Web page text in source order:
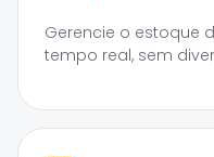
Gerencie o estoque
tempo real, sem